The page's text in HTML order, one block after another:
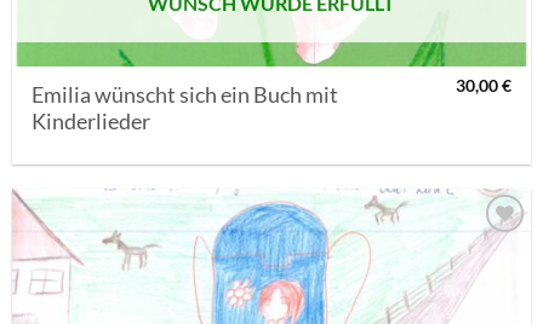
Emilia wünscht sich ein Buch mit
Kinderlieder
30,00€
AUF MEINE
MERKLISTE
SETZEN